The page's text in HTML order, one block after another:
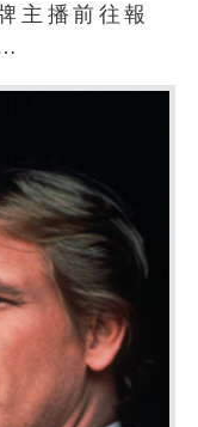
主播前往報